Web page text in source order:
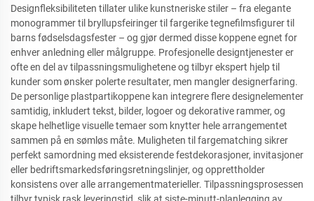
Designfleksibiliteten tillater ulike kunstneriske stiler – fra elegante
monogrammer til bryllupsfeiringer til fargerike tegnefilmsfigurer til
barns fødselsdagsfester – og gjør dermed disse koppene egnet for
enhver anledning eller målgruppe. Profesjonelle designtjenester er
ofte en del av tilpassningsmulighetene og tilbyr ekspert hjelp til
kunder som ønsker polerte resultater, men mangler designerfaring.
De personlige plastpartikoppene kan integrere flere designelementer
samtidig, inkludert tekst, bilder, logoer og dekorative rammer, og
skape helhetlige visuelle temaer som knytter hele arrangementet
sammen på en sømløs måte. Muligheten til fargematching sikrer
perfekt samordning med eksisterende festdekorasjoner, invitasjoner
eller bedriftsmarkedsføringsretningslinjer, og opprettholder
konsistens over alle arrangementmaterieller. Tilpassningsprosessen